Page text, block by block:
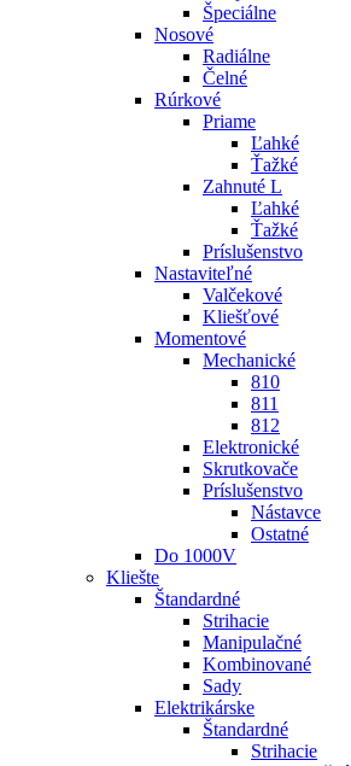
Špeciálne
Nosové
Radiálne
Čelné
Rúrkové
Priame
Ľahké
Ťažké
Zahnuté L
Ľahké
Ťažké
Príslušenstvo
Nastaviteľné
Valčekové
Kliešťové
Momentové
Mechanické
810
811
812
Elektronické
Skrutkovače
Príslušenstvo
Nástavce
Ostatné
Do 1000V
Kliešte
Štandardné
Strihacie
Manipulačné
Kombinované
Sady
Elektrikárske
Štandardné
Strihacie